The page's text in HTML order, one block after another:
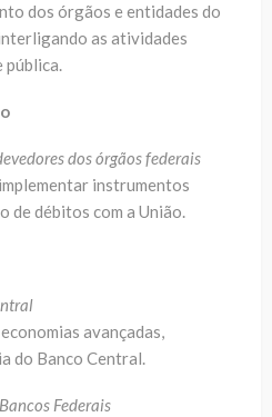
dos órgãos e entidades do
as atividades
pública.
dos órgãos federais
instrumentos
de débitos com a União.
avançadas,
do Banco Central.
Federais